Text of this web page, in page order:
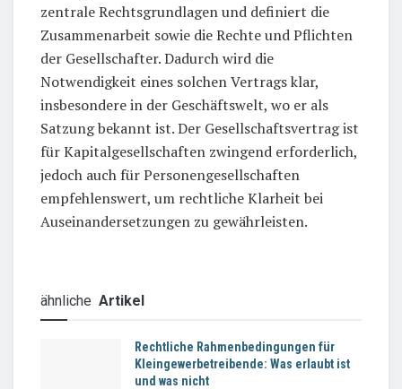
zentrale Rechtsgrundlagen und definiert die
Zusammenarbeit sowie die Rechte und Pflichten
der Gesellschafter. Dadurch wird die
Notwendigkeit eines solchen Vertrags klar,
insbesondere in der Geschäftswelt, wo er als
Satzung bekannt ist. Der Gesellschaftsvertrag ist
für Kapitalgesellschaften zwingend erforderlich,
jedoch auch für Personengesellschaften
empfehlenswert, um rechtliche Klarheit bei
Auseinandersetzungen zu gewährleisten.
ähnliche Artikel
Rechtliche Rahmenbedingungen für
Kleingewerbetreibende: Was erlaubt ist
und was nicht